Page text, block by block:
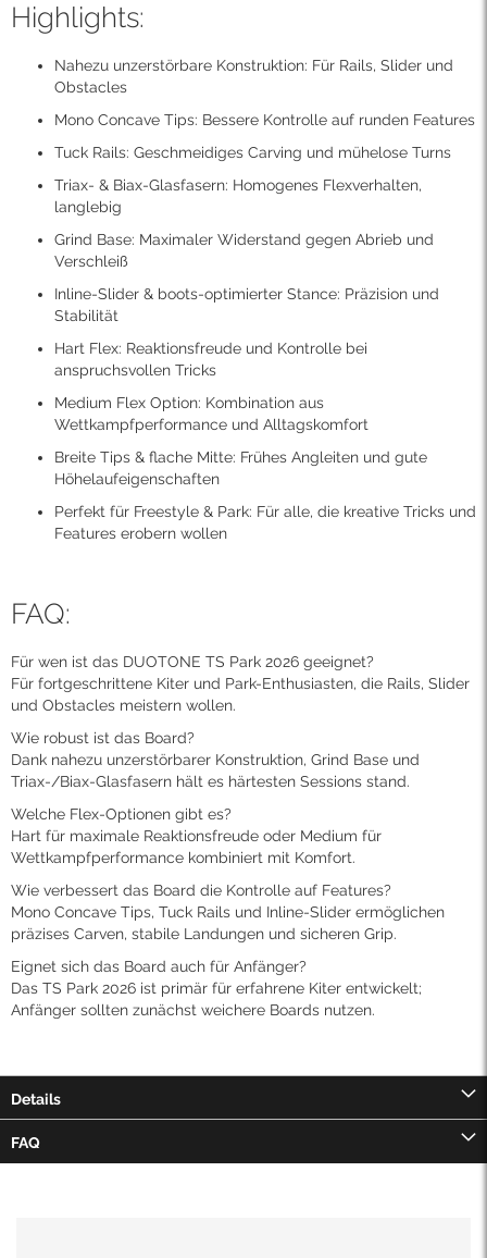
Highlights:
Nahezu unzerstörbare Konstruktion: Für Rails, Slider und
Obstacles
Mono Concave Tips: Bessere Kontrolle auf runden Features
Tuck Rails: Geschmeidiges Carving und mühelose Turns
Triax- & Biax-Glasfasern: Homogenes Flexverhalten,
langlebig
Grind Base: Maximaler Widerstand gegen Abrieb und
Verschleiß
Inline-Slider & boots-optimierter Stance: Präzision und
Stabilität
Hart Flex: Reaktionsfreude und Kontrolle bei
anspruchsvollen Tricks
Medium Flex Option: Kombination aus
Wettkampfperformance und Alltagskomfort
Breite Tips & flache Mitte: Frühes Angleiten und gute
Höhelaufeigenschaften
Perfekt für Freestyle & Park: Für alle, die kreative Tricks und
Features erobern wollen
FAQ:
Für wen ist das DUOTONE TS Park 2026 geeignet?
Für fortgeschrittene Kiter und Park-Enthusiasten, die Rails, Slider
und Obstacles meistern wollen.
Wie robust ist das Board?
Dank nahezu unzerstörbarer Konstruktion, Grind Base und
Triax-/Biax-Glasfasern hält es härtesten Sessions stand.
Welche Flex-Optionen gibt es?
Hart für maximale Reaktionsfreude oder Medium für
Wettkampfperformance kombiniert mit Komfort.
Wie verbessert das Board die Kontrolle auf Features?
Mono Concave Tips, Tuck Rails und Inline-Slider ermöglichen
präzises Carven, stabile Landungen und sicheren Grip.
Eignet sich das Board auch für Anfänger?
Das TS Park 2026 ist primär für erfahrene Kiter entwickelt;
Anfänger sollten zunächst weichere Boards nutzen.
Details
FAQ